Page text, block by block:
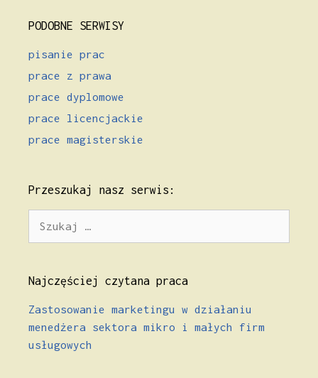
PODOBNE SERWISY
pisanie prac
prace z prawa
prace dyplomowe
prace licencjackie
prace magisterskie
Przeszukaj nasz serwis:
Najczęściej czytana praca
Zastosowanie marketingu w działaniu
menedżera sektora mikro i małych firm
usługowych